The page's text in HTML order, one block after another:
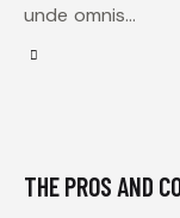
unde omnis…
THE PROS AND